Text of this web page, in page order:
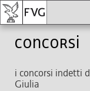
Concorsi
i concorsi indetti
Giulia